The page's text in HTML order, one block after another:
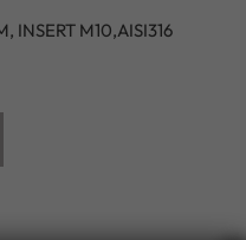
INSERT M10,AISI316